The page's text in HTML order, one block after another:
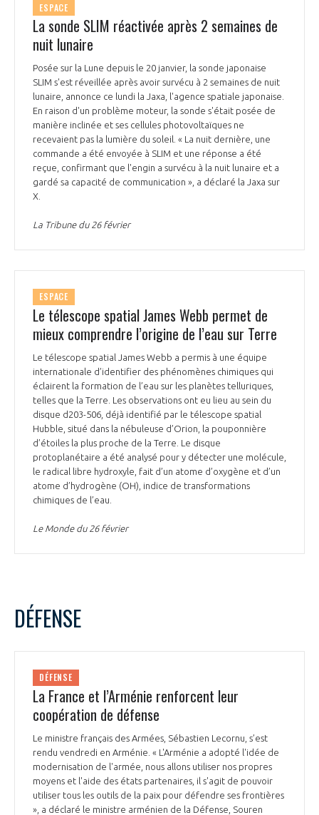
ESPACE
La sonde SLIM réactivée après 2 semaines de
nuit lunaire
Posée sur la Lune depuis le 20 janvier, la sonde japonaise
SLIM s'est réveillée après avoir survécu à 2 semaines de nuit
lunaire, annonce ce lundi la Jaxa, l'agence spatiale japonaise.
En raison d'un problème moteur, la sonde s'était posée de
manière inclinée et ses cellules photovoltaïques ne
recevaient pas la lumière du soleil. « La nuit dernière, une
commande a été envoyée à SLIM et une réponse a été
reçue, confirmant que l'engin a survécu à la nuit lunaire et a
gardé sa capacité de communication », a déclaré la Jaxa sur
X.
La Tribune du 26 février
ESPACE
Le télescope spatial James Webb permet de
mieux comprendre l’origine de l’eau sur Terre
Le télescope spatial James Webb a permis à une équipe
internationale d’identifier des phénomènes chimiques qui
éclairent la formation de l’eau sur les planètes telluriques,
telles que la Terre. Les observations ont eu lieu au sein du
disque d203-506, déjà identifié par le télescope spatial
Hubble, situé dans la nébuleuse d’Orion, la pouponnière
d’étoiles la plus proche de la Terre. Le disque
protoplanétaire a été analysé pour y détecter une molécule,
le radical libre hydroxyle, fait d’un atome d’oxygène et d’un
atome d’hydrogène (OH), indice de transformations
chimiques de l’eau.
Le Monde du 26 février
DÉFENSE
DÉFENSE
La France et l’Arménie renforcent leur
coopération de défense
Le ministre français des Armées, Sébastien Lecornu, s’est
rendu vendredi en Arménie. « L'Arménie a adopté l'idée de
modernisation de l'armée, nous allons utiliser nos propres
moyens et l'aide des états partenaires, il s'agit de pouvoir
utiliser tous les outils de la paix pour défendre ses frontières
», a déclaré le ministre arménien de la Défense, Souren